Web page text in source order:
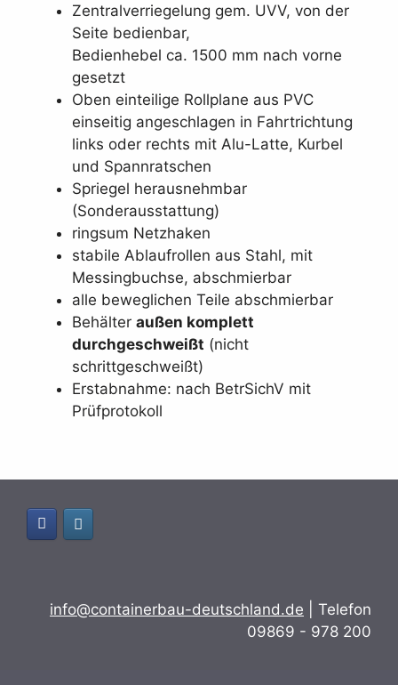
Zentralverriegelung gem. UVV, von der
Seite bedienbar,
Bedienhebel ca. 1500 mm nach vorne
gesetzt
Oben einteilige Rollplane aus PVC
einseitig angeschlagen in Fahrtrichtung
links oder rechts mit Alu-Latte, Kurbel
und Spannratschen
Spriegel herausnehmbar
(Sonderausstattung)
ringsum Netzhaken
stabile Ablaufrollen aus Stahl, mit
Messingbuchse, abschmierbar
alle beweglichen Teile abschmierbar
Behälter außen komplett
durchgeschweißt (nicht
schrittgeschweißt)
Erstabnahme: nach BetrSichV mit
Prüfprotokoll
info@containerbau-deutschland.de | Telefon
09869 - 978 200